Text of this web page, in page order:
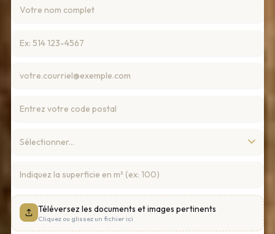
Téléversez les documents et images pertinents
Cliquez ou glissez un fichier ici